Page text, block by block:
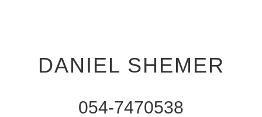
DANIEL SHEMER
054-7470538